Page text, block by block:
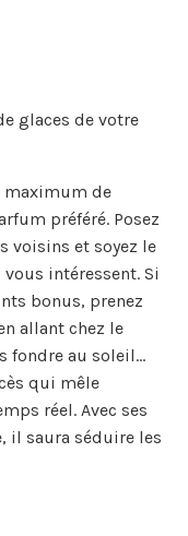
glaces de votre
maximum de
préféré. Posez
voisins et soyez le
intéressent. Si
bonus, prenez
allant chez le
fondre au soleil…
qui mêle
réel. Avec ses
il saura séduire les